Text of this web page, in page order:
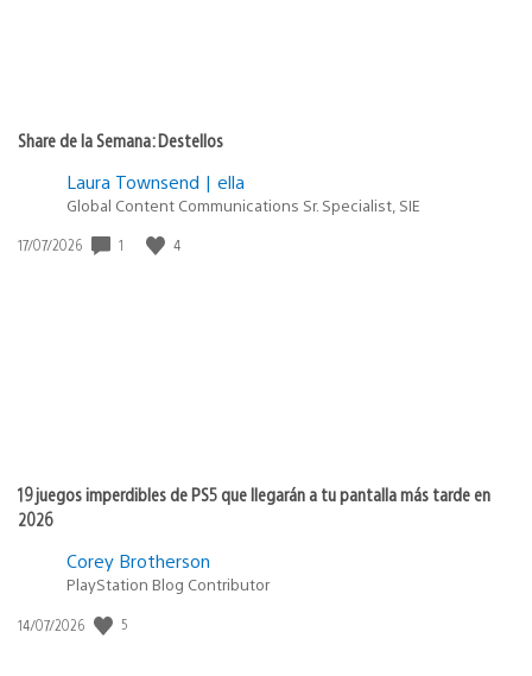
Share de la Semana: Destellos
Laura Townsend | ella
Global Content Communications Sr. Specialist, SIE
Fecha
17/07/2026 1 4
19 juegos imperdibles de PS5 que llegarán a tu pantalla más tarde en
2026
Corey Brotherson
PlayStation Blog Contributor
Fecha
14/07/2026 5